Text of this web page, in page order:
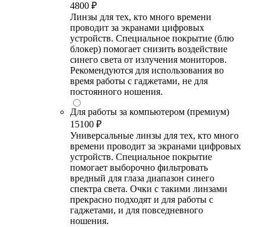
4800 ₽
Линзы для тех, кто много времени
проводит за экранами цифровых
устройств. Специальное покрытие (блю
блокер) помогает снизить воздействие
синего света от излучения мониторов.
Рекомендуются для использования во
время работы с гаджетами, не для
постоянного ношения.
Для работы за компьютером (премиум)
15100 ₽
Универсальные линзы для тех, кто много
времени проводит за экранами цифровых
устройств. Специальное покрытие
помогает выборочно фильтровать
вредный для глаза диапазон синего
спектра света. Очки с такими линзами
прекрасно подходят и для работы с
гаджетами, и для повседневного
ношения.